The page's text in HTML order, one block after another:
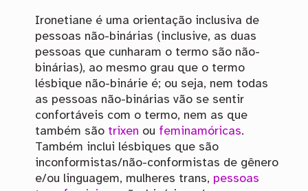
Ironetiane é uma orientação inclusiva de
pessoas não-binárias (inclusive, as duas
pessoas que cunharam o termo são não-
binárias), ao mesmo grau que o termo
lésbique não-binárie é; ou seja, nem todas
as pessoas não-binárias vão se sentir
confortáveis com o termo, nem as que
também são trixen ou feminamóricas.
Também inclui lésbiques que são
inconformistas/não-conformistas de gênero
e/ou linguagem, mulheres trans, pessoas